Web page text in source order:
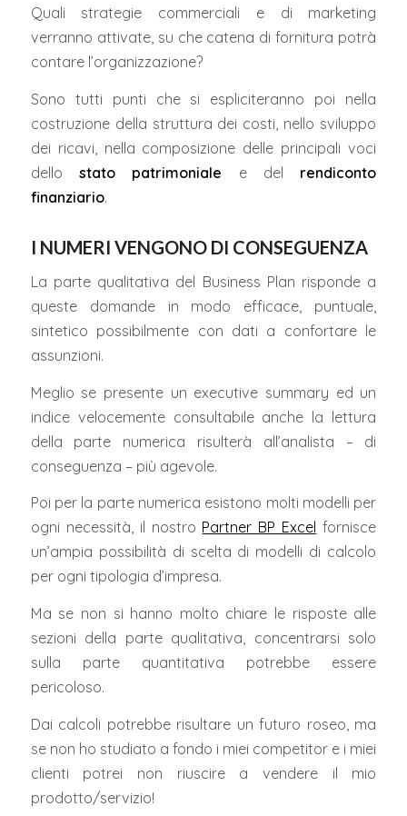
Quali strategie commerciali e di marketing
verranno attivate, su che catena di fornitura potrà
contare l’organizzazione?
Sono tutti punti che si espliciteranno poi nella
costruzione della struttura dei costi, nello sviluppo
dei ricavi, nella composizione delle principali voci
dello stato patrimoniale e del rendiconto
finanziario.
I NUMERI VENGONO DI CONSEGUENZA
La parte qualitativa del Business Plan risponde a
queste domande in modo efficace, puntuale,
sintetico possibilmente con dati a confortare le
assunzioni.
Meglio se presente un executive summary ed un
indice velocemente consultabile anche la lettura
della parte numerica risulterà all’analista – di
conseguenza – più agevole.
Poi per la parte numerica esistono molti modelli per
ogni necessità, il nostro Partner BP Excel fornisce
un’ampia possibilità di scelta di modelli di calcolo
per ogni tipologia d’impresa.
Ma se non si hanno molto chiare le risposte alle
sezioni della parte qualitativa, concentrarsi solo
sulla parte quantitativa potrebbe essere
pericoloso.
Dai calcoli potrebbe risultare un futuro roseo, ma
se non ho studiato a fondo i miei competitor e i miei
clienti potrei non riuscire a vendere il mio
prodotto/servizio!